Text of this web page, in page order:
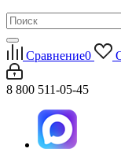
Сравнение0
8 800 511-05-45